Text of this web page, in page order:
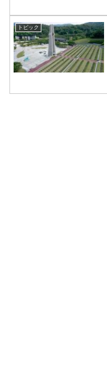
トピック